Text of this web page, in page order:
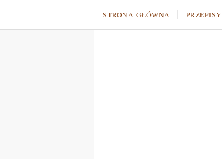
STRONA GŁÓWNA PRZEPISY